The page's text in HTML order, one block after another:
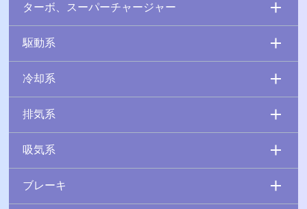
ターボ、スーパーチャージャー
駆動系
冷却系
排気系
吸気系
ブレーキ